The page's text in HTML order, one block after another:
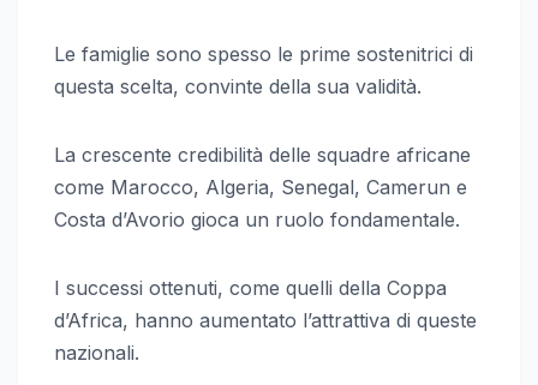
Le famiglie sono spesso le prime sostenitrici di
questa scelta, convinte della sua validità.
La crescente credibilità delle squadre africane
come Marocco, Algeria, Senegal, Camerun e
Costa d’Avorio gioca un ruolo fondamentale.
I successi ottenuti, come quelli della Coppa
d’Africa, hanno aumentato l’attrattiva di queste
nazionali.